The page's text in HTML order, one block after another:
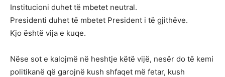
Institucioni duhet të mbetet neutral.
Presidenti duhet të mbetet President i të gjithëve.
Kjo është vija e kuqe.
Nëse sot e kalojmë në heshtje këtë vijë, nesër do të kemi
politikanë që garojnë kush shfaqet më fetar, kush